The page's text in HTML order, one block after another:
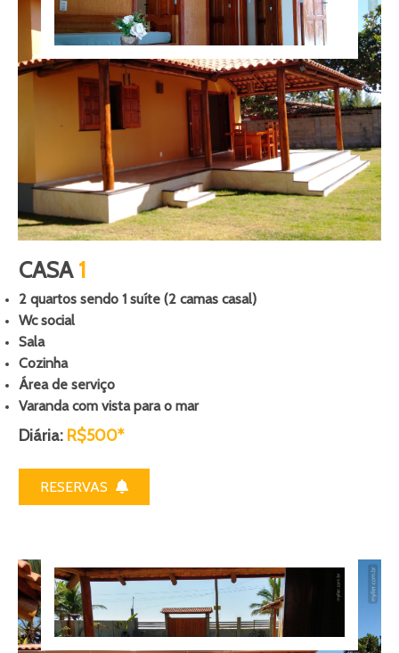
CASA1
2 quartos sendo 1 suíte (2 camas casal)
Wc social
Sala
Cozinha
Área de serviço
Varanda com vista para o mar
Diária: R$500*
RESERVAS